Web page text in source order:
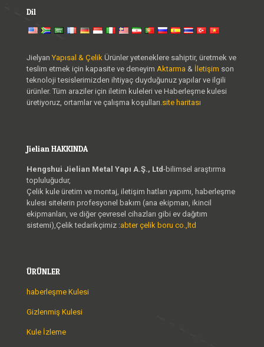
Dil
Jielyan Yapısal & Çelik Ürünler yeteneklere sahiptir, üretmek ve
teslim etmek için kapasite ve deneyim Aktarma & İletişim son
teknoloji tesislerimizden ihtiyaç duyduğunuz yapılar ve ilgili
ürünler. Tüm araziler için iletim kuleleri ve Haberleşme kulesi
üretiyoruz, ortamlar ve çalışma koşulları.site haritası
Jielian HAKKINDA
Hengshui Jielian Metal Yapı A.Ş., Ltd-bilimsel araştırma
topluluğudur,
Çelik kule üretim ve montaj, iletişim hatları yapımı, haberleşme
kulesi sitelerin profesyonel bakım (ana ekipman, ikincil
ekipmanları, ve diğer çevresel cihazları gibi ev dağıtım
sistemi),Çelik tedarikçimiz :abter çelik boru co.,ltd
ÜRÜNLER
haberleşme Kulesi
Gizlenmiş Kulesi
Kule İzleme